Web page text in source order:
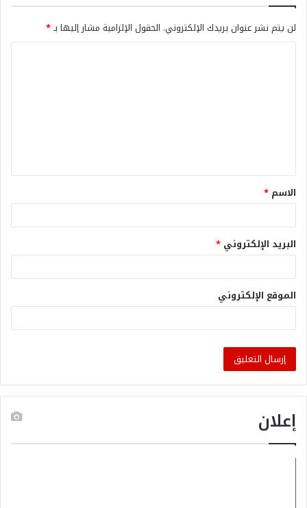
لن يتم نشر عنوان بريدك الإلكتروني. الحقول الإلزامية مشار إليها بـ*
الاسم *
البريد الإلكتروني *
الموقع الإلكتروني
إعلان